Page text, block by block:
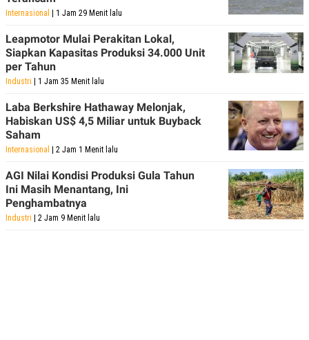
Internasional | 1 Jam 29 Menit lalu
Leapmotor Mulai Perakitan Lokal,
Siapkan Kapasitas Produksi 34.000 Unit
per Tahun
Industri | 1 Jam 35 Menit lalu
Laba Berkshire Hathaway Melonjak,
Habiskan US$ 4,5 Miliar untuk Buyback
Saham
Internasional | 2 Jam 1 Menit lalu
AGI Nilai Kondisi Produksi Gula Tahun
Ini Masih Menantang, Ini
Penghambatnya
Industri | 2 Jam 9 Menit lalu